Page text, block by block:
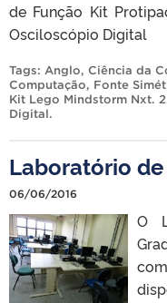
de Função Kit
Osciloscópio Digital
Tags: Anglo, Ciência da
Computação, Fonte
Kit Lego Mindstorm Nxt.
Digital.
Laboratório
06/06/2016
O